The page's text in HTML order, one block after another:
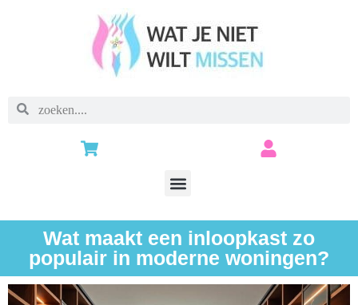
Wat maakt een inloopkast zo
populair in moderne woningen?